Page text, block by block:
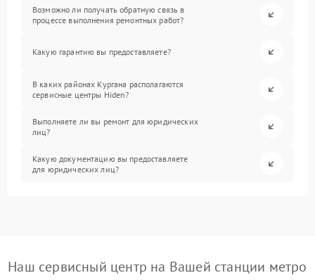
Возможно ли получать обратную связь в
процессе выполнения ремонтных работ?
Какую гарантию вы предоставляете?
В каких районах Кургана располагаются
сервисные центры Hiden?
Выполняете ли вы ремонт для юридических
лиц?
Какую документацию вы предоставляете
для юридических лиц?
Наш сервисный центр на Вашей станции метро